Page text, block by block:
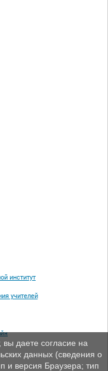
институт
учителей
даете согласие на
данных (сведения о
и версия Браузера; тип